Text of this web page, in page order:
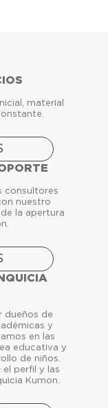
material
consultores
nuestro
la apertura
dueños de
y
en las
educativa y
de niños.
el perfil y las
Kumon.